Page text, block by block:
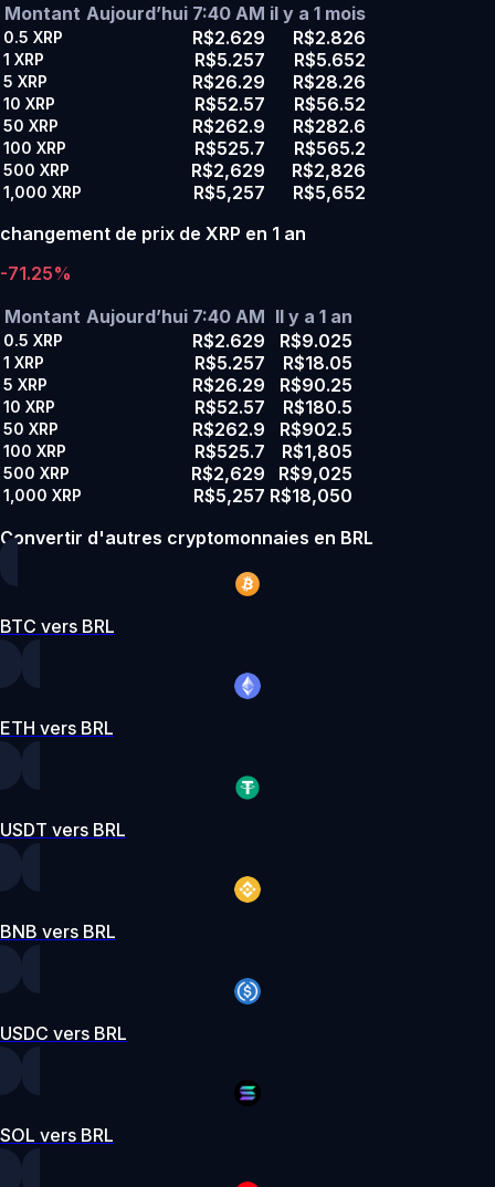
Montant Aujourd’hui 7:40 AM il y a 1 mois
0.5 XRP R$2.629 R$2.826
1 XRP R$5.257 R$5.652
5 XRP R$26.29 R$28.26
10 XRP R$52.57 R$56.52
50 XRP R$262.9 R$282.6
100 XRP R$525.7 R$565.2
500 XRP R$2,629 R$2,826
1,000 XRP R$5,257
R$5,652
changement de prix de XRP en 1 an
-71.25%
Montant Aujourd’hui 7:40 AM Il y a 1 an
0.5 XRP R$2.629 R$9.025
1 XRP R$5.257 R$18.05
5 XRP R$26.29 R$90.25
10 XRP R$52.57 R$180.5
50 XRP R$262.9 R$902.5
100 XRP R$525.7 R$1,805
500 XRP R$2,629 R$9,025
1,000 XRP R$5,257 R$18,050
Convertir d'autres cryptomonnaies en BRL
BTC vers BRL
ETH vers BRL
USDT vers BRL
BNB vers BRL
USDC vers BRL
SOL vers BRL